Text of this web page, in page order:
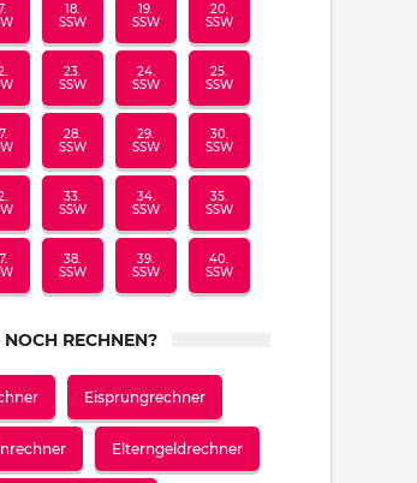
18.
SSW
19.
SSW
20.
SSW
23.
SSW
24.
SSW
25.
SSW
28.
SSW
29.
SSW
30.
SSW
33.
SSW
34.
SSW
35.
SSW
38.
SSW
39.
SSW
40.
SSW
RECHNEN?
Eisprungrechner
Elterngeldrechner